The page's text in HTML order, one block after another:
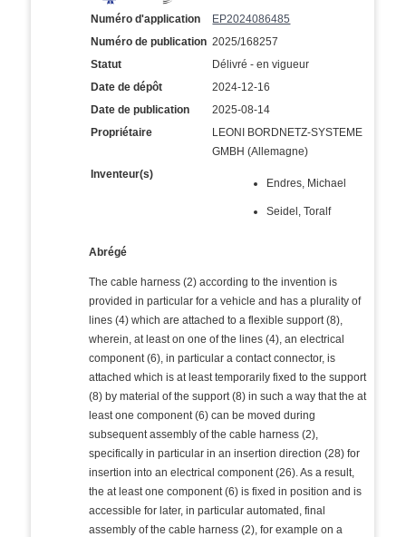
Numéro d'application
EP2024086485
Numéro de publication 2025/168257
Statut
Délivré - en vigueur
Date de dépôt
2024-12-16
Date de publication
2025-08-14
Propriétaire
LEONI BORDNETZ-SYSTEME
GMBH (Allemagne)
Inventeur(s)
Endres, Michael
Seidel, Toralf
Abrégé
The cable harness (2) according to the invention is
provided in particular for a vehicle and has a plurality of
lines (4) which are attached to a flexible support (8),
wherein, at least on one of the lines (4), an electrical
component (6), in particular a contact connector, is
attached which is at least temporarily fixed to the support
(8) by material of the support (8) in such a way that the at
least one component (6) can be moved during
subsequent assembly of the cable harness (2),
specifically in particular in an insertion direction (28) for
insertion into an electrical component (26). As a result,
the at least one component (6) is fixed in position and is
accessible for later, in particular automated, final
assembly of the cable harness (2), for example on a